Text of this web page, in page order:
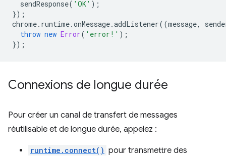
sendResponse( 'OK' );
});
chrome. runtime.onMessage.addListener((message,
throw new Error( 'error!' );
});
Connexions de longue durée
Pour créer un canal de transfert de messages
réutilisable et de longue durée, appelez :
runtime.connect() pour transmettre des